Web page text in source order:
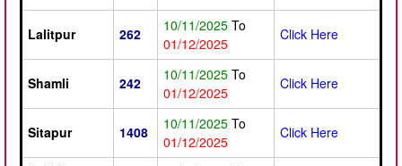
Lalitpur 262 10/11/2025 To
01/12/2025
Click Here
Shamli 242 10/11/2025 To
01/12/2025
Click Here
Sitapur 1408 10/11/2025 To
01/12/2025
Click Here